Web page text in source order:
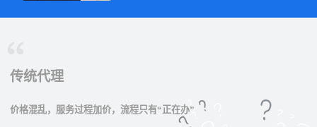
传统代理
价格混乱，服务过程加价，流程只有“正在办”